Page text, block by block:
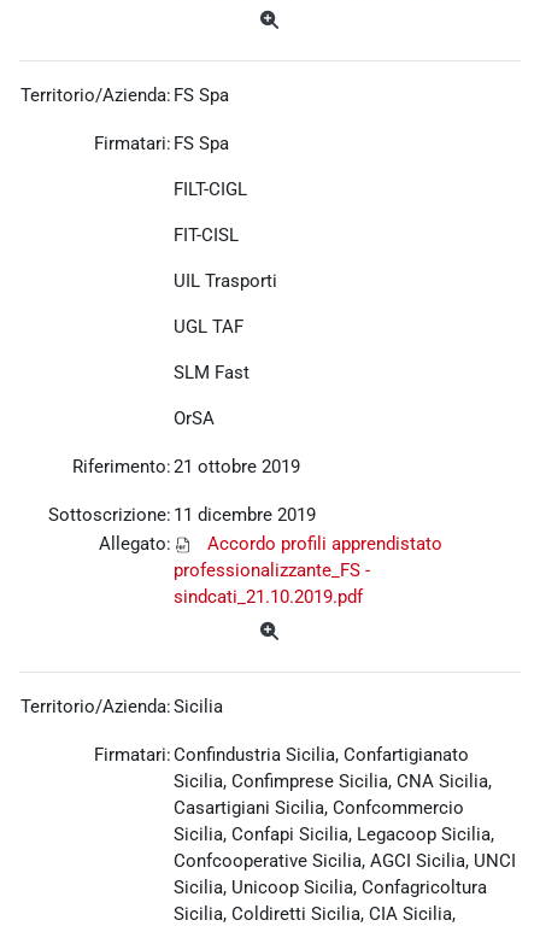
Territorio/Azienda: FS Spa
Firmatari: FS Spa
FILT-CIGL
FIT-CISL
UIL Trasporti
UGL TAF
SLM Fast
OrSA
Riferimento:21 ottobre 2019
Sottoscrizione: 11 dicembre 2019
Allegato:
Accordo profili apprendistato
professionalizzante_FS -
sindcati_21.10.2019.pdf
Territorio/Azienda:Sicilia
Firmatari:Confindustria Sicilia, Confartigianato
Sicilia, Confimprese Sicilia, CNA Sicilia,
Casartigiani Sicilia, Confcommercio
Sicilia, Confapi Sicilia, Legacoop Sicilia,
Confcooperative Sicilia, AGCI Sicilia, UNCI
Sicilia, Unicoop Sicilia, Confagricoltura
Sicilia, Coldiretti Sicilia, CIA Sicilia,